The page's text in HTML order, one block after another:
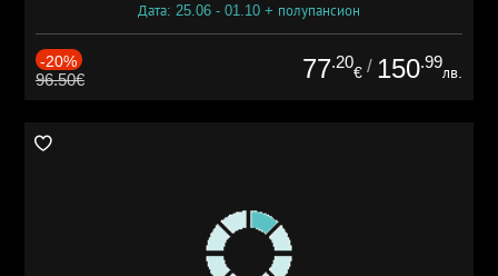
Дата: 25.06 - 01.10 + полупансион
-20%
96.50€ 77.20
€ / 150.99
лв.